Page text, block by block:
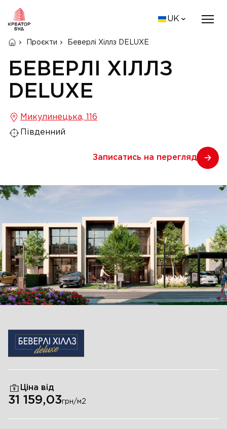
UK
Проєкти Беверлі Хіллз DELUXE
БЕВЕРЛІ ХІЛЛЗ
DELUXE
Микулинецька, 116
Південний
Записатись на перегляд
Ціна від
31 159,03грн/м2